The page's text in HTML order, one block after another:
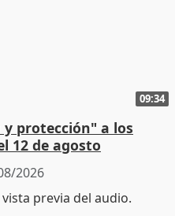
09:34
protección" a los
12 de agosto
2026